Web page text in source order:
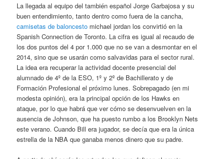
La llegada al equipo del también español Jorge Garbajosa y su
buen entendimiento, tanto dentro como fuera de la cancha,
camisetas de baloncesto michael jordan los convirtió en la
Spanish Connection de Toronto. La cifra es igual al recaudo de
los dos puntos del 4 por 1.000 que no se van a desmontar en el
2014, sino que se usarán como salvavidas para el sector rural.
La idea era recuperar la actividad docente presencial del
alumnado de 4º de la ESO, 1º y 2º de Bachillerato y de
Formación Profesional el próximo lunes. Sobrepagado (en mi
modesta opinión), era la principal opción de los Hawks en
ataque, por lo que habrá que ver cómo se desenvuelven en la
ausencia de Johnson, que ha puesto rumbo a los Brooklyn Nets
este verano. Cuando Bill era jugador, se decía que era la única
estrella de la NBA que ganaba menos dinero que su padre.